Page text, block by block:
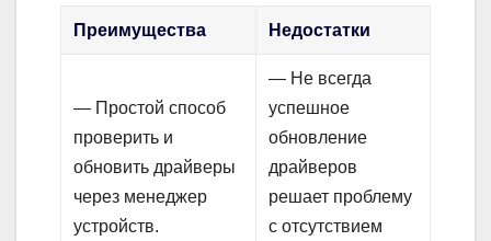
Преимущества Недостатки
— Простой способ
проверить и
обновить драйверы
через менеджер
устройств.
— Не всегда
успешное
обновление
драйверов
решает проблему
с отсутствием